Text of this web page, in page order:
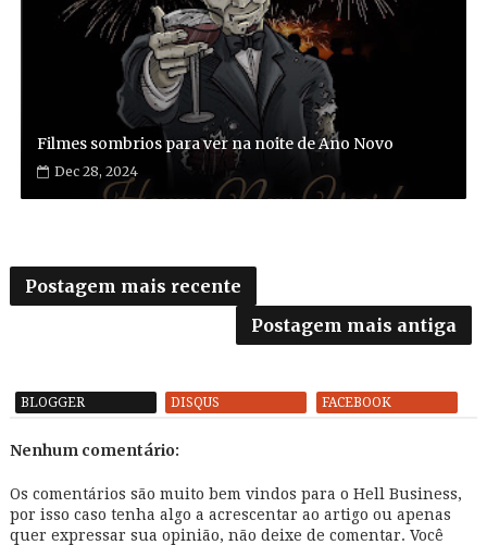
Filmes sombrios para ver na noite de Ano Novo
Dec 28, 2024
Postagem mais recente
Postagem mais antiga
BLOGGER DISQUS FACEBOOK
Nenhum comentário:
Os comentários são muito bem vindos para o Hell Business,
por isso caso tenha algo a acrescentar ao artigo ou apenas
quer expressar sua opinião, não deixe de comentar. Você